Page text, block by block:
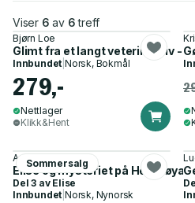
Viser 6 av 6 treff
Bjørn Loe
Glimt fra et langt veterinærliv -
Innbundet |Norsk, Bokmål
279,-
Nettlager
Klikk&Hent
Sommersalg
Anne Viken
Elise og mysteriet på Hesteøya -
Del 3 av Elise
Innbundet |Norsk, Nynorsk